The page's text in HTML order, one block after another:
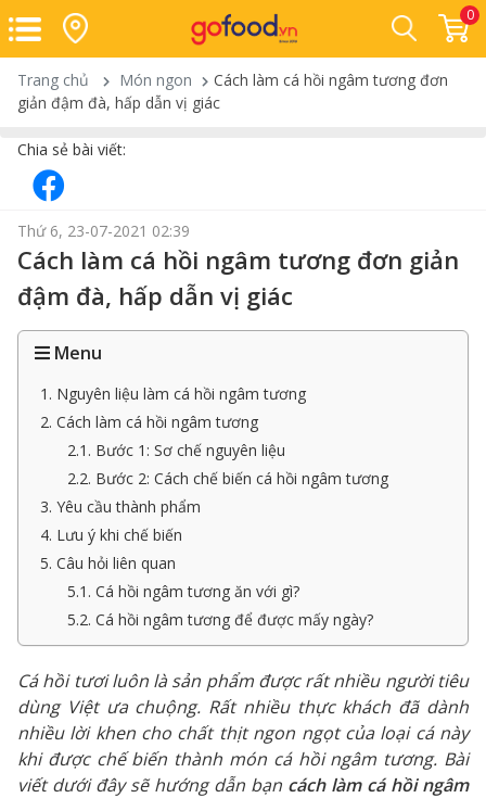
0
Trang chủ Món ngon
Cách làm cá hồi ngâm tương đơn
giản đậm đà, hấp dẫn vị giác
Chia sẻ bài viết:
Thứ 6, 23-07-2021 02:39
Cách làm cá hồi ngâm tương đơn giản
đậm đà, hấp dẫn vị giác
Menu
1. Nguyên liệu làm cá hồi ngâm tương
2. Cách làm cá hồi ngâm tương
2.1. Bước 1: Sơ chế nguyên liệu
2.2. Bước 2: Cách chế biến cá hồi ngâm tương
3. Yêu cầu thành phẩm
4. Lưu ý khi chế biến
5. Câu hỏi liên quan
5.1. Cá hồi ngâm tương ăn với gì?
5.2. Cá hồi ngâm tương để được mấy ngày?
Cá hồi tươi luôn là sản phẩm được rất nhiều người tiêu
dùng Việt ưa chuộng. Rất nhiều thực khách đã dành
nhiều lời khen cho chất thịt ngon ngọt của loại cá này
khi được chế biến thành món cá hồi ngâm tương. Bài
viết dưới đây sẽ hướng dẫn bạn cách làm cá hồi ngâm